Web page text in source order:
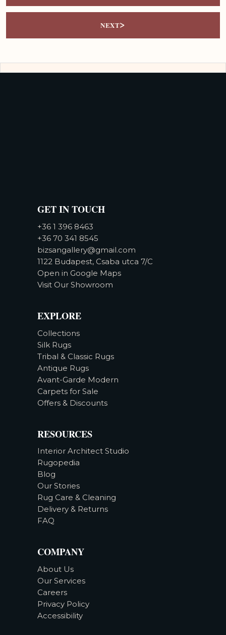
NEXT>
GET IN TOUCH
+36 1 396 8463
+36 70 341 8545
bizsangallery@gmail.com
1122 Budapest, Csaba utca 7/C
Open in Google Maps
Visit Our Showroom
EXPLORE
Collections
Silk Rugs
Tribal & Classic Rugs
Antique Rugs
Avant-Garde Modern
Carpets for Sale
Offers & Discounts
RESOURCES
Interior Architect Studio
Rugopedia
Blog
Our Stories
Rug Care & Cleaning
Delivery & Returns
FAQ
COMPANY
About Us
Our Services
Careers
Privacy Policy
Accessibility